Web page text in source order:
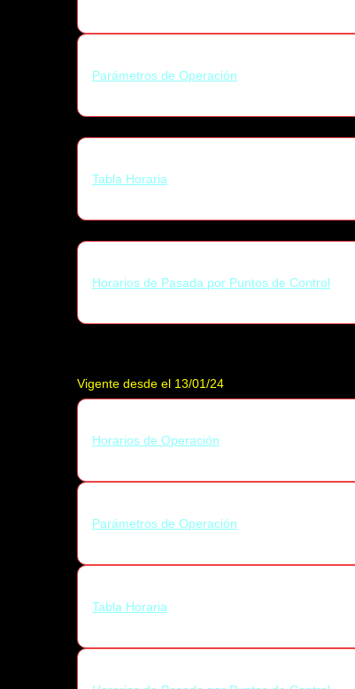
Parámetros de Operación
Tabla Horaria
Horarios de Pasada por Puntos de Control
Vigente desde el 13/01/24
Horarios de Operación
Parámetros de Operación
Tabla Horaria